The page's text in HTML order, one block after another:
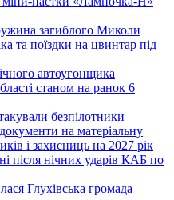
загиблого Миколи
та поїздки на цвинтар під
автоугонщика
станом на ранок 6
безпілотники
на матеріальну
і захисниць на 2027 рік
після нічних ударів КАБ по
Глухівська громада